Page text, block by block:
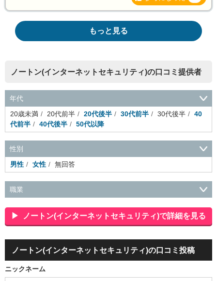
もっと見る
ノートン(インターネットセキュリティ)の口コミ提供者
年代
20歳未満
20代前半 20代後半 30代前半 30代後半
40
代前半
40代後半 50代以降
性別
男性
女性 無回答
職業
ポーツ関連
広告・マスコミ
接客・小売・流通・外食・食
品
アミューズメント・エンターテイメント・ゲーム関連
美
ダル・葬祭
メディア職
クリエイティブ・デザイン・映像・
音響
芸能・イベント・コンパニオン
ITエンジニア（システ
ム開発・SE・インフラ）
導体・制御）
警備・交通・建築・土木技術職
医療・福祉・
ノートン(インターネットセキュリティ)で詳細を見る
ノートン(インターネットセキュリティ)の口コミ投稿
ニックネーム